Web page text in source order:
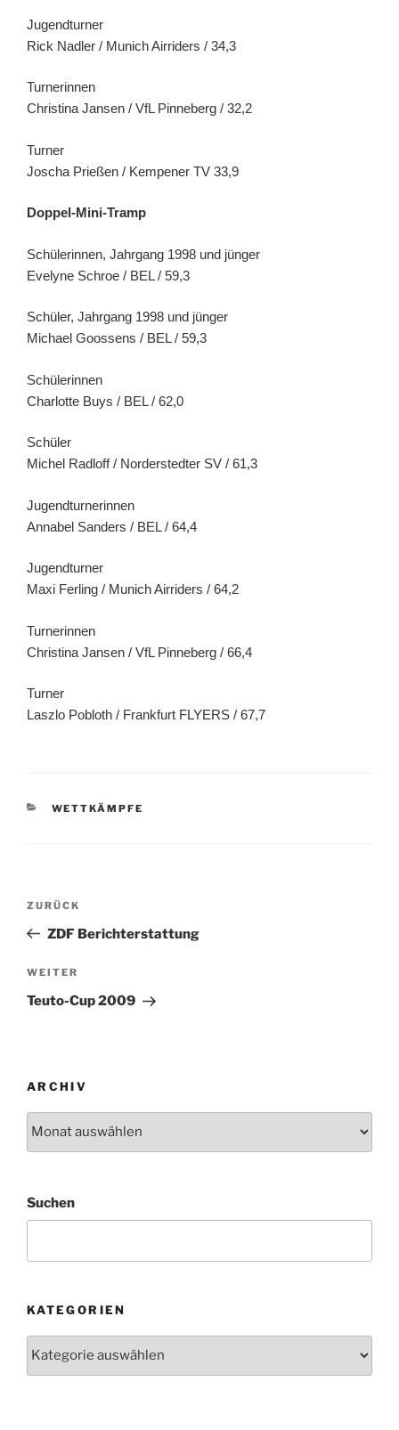
Jugendturner
Rick Nadler / Munich Airriders / 34,3
Turnerinnen
Christina Jansen / VfL Pinneberg / 32,2
Turner
Joscha Prießen / Kempener TV 33,9
Doppel-Mini-Tramp
Schülerinnen, Jahrgang 1998 und jünger
Evelyne Schroe / BEL / 59,3
Schüler, Jahrgang 1998 und jünger
Michael Goossens / BEL / 59,3
Schülerinnen
Charlotte Buys / BEL / 62,0
Schüler
Michel Radloff / Norderstedter SV / 61,3
Jugendturnerinnen
Annabel Sanders / BEL / 64,4
Jugendturner
Maxi Ferling / Munich Airriders / 64,2
Turnerinnen
Christina Jansen / VfL Pinneberg / 66,4
Turner
Laszlo Pobloth / Frankfurt FLYERS / 67,7
KATEGORIEN
WETTKÄMPFE
Beitragsnavigation
Vorheriger
Beitrag
ZURÜCK
ZDF Berichterstattung
Nächster
Beitrag
WEITER
Teuto-Cup 2009
ARCHIV
Suchen
KATEGORIEN